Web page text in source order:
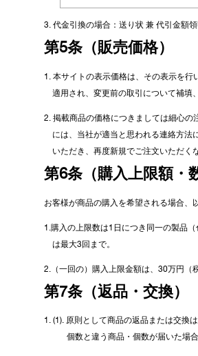
3. 代金引換の場合：送り状 兼 代引金額
第5条（販売価格）
1. 本サイトの表示価格は、その表示を
適用され、変更前の取引について補填
2. 掲載商品の価格につきましては細心
には、当社が適当と思われる連絡方法
いただき、再度新規でご注文いただく
第6条（購入上限額・
お客様が商品の購入を希望される場合、
1.購入の上限数は1日につき同一の製品
は最大3回まで。
2.（一回の）購入上限金額は、30万円（
第7条（返品・交換）
1. (1). 原則として商品の返品または交換
個数と違う商品・個数が届いた場